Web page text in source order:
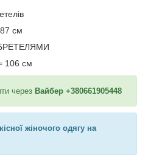
см
106 см
через Вайбер +380661905448
жіночого одягу на